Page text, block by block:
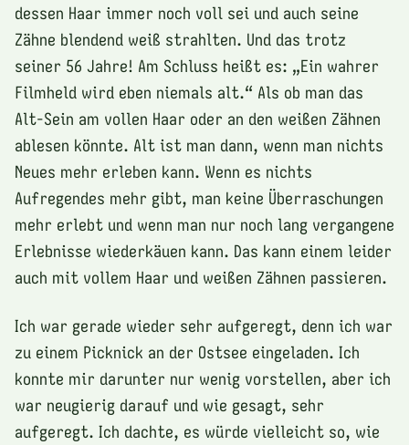
dessen Haar immer noch voll sei und auch seine
Zähne blendend weiß strahlten. Und das trotz
seiner 56 Jahre! Am Schluss heißt es: „Ein wahrer
Filmheld wird eben niemals alt.“ Als ob man das
Alt-Sein am vollen Haar oder an den weißen Zähnen
ablesen könnte. Alt ist man dann, wenn man nichts
Neues mehr erleben kann. Wenn es nichts
Aufregendes mehr gibt, man keine Überraschungen
mehr erlebt und wenn man nur noch lang vergangene
Erlebnisse wiederkäuen kann. Das kann einem leider
auch mit vollem Haar und weißen Zähnen passieren.
Ich war gerade wieder sehr aufgeregt, denn ich war
zu einem Picknick an der Ostsee eingeladen. Ich
konnte mir darunter nur wenig vorstellen, aber ich
war neugierig darauf und wie gesagt, sehr
aufgeregt. Ich dachte, es würde vielleicht so, wie